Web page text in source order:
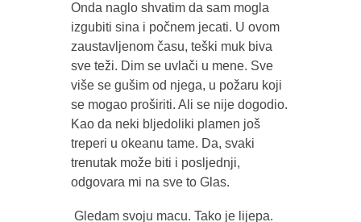
Onda naglo shvatim da sam mogla
izgubiti sina i počnem jecati. U ovom
zaustavljenom času, teški muk biva
sve teži. Dim se uvlači u mene. Sve
više se gušim od njega, u požaru koji
se mogao proširiti. Ali se nije dogodio.
Kao da neki bljedoliki plamen još
treperi u okeanu tame. Da, svaki
trenutak može biti i posljednji,
odgovara mi na sve to Glas.
Gledam svoju macu. Tako je lijepa.